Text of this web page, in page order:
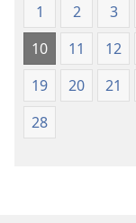
1 2 3
10
11 12
19
20 21
28